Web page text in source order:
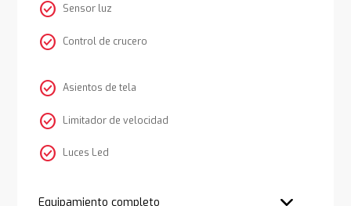
check_circle Sensor luz
check_circle Control de crucero
check_circle Asientos de tela
check_circle Limitador de velocidad
check_circle Luces Led
Equipamiento completo